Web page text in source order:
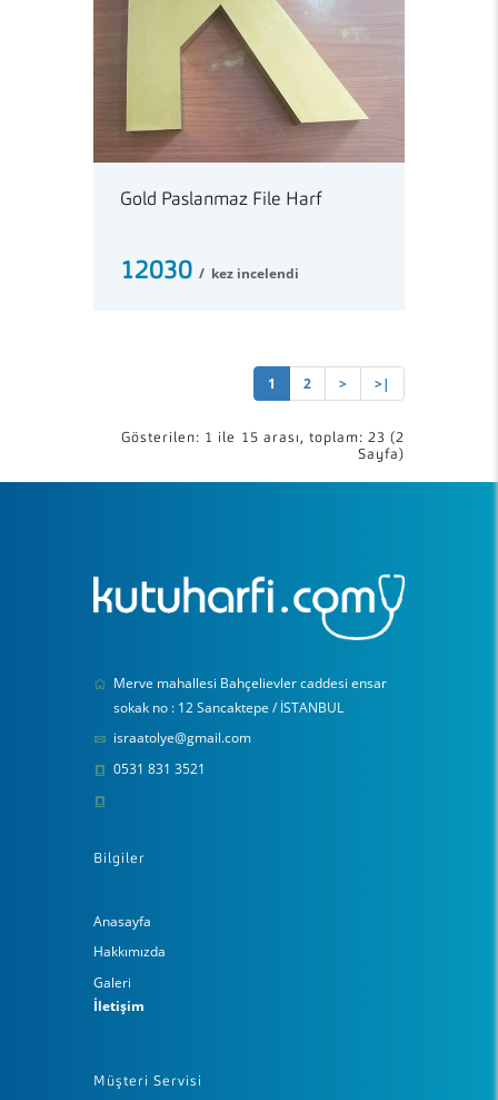
Gold Paslanmaz File Harf
12030 kez incelendi
1 2 > >|
Gösterilen: 1 ile 15 arası, toplam: 23 (2
Sayfa)
Merve mahallesi Bahçelievler caddesi ensar
sokak no : 12 Sancaktepe / İSTANBUL
israatolye@gmail.com
0531 831 3521
Bilgiler
Anasayfa
Hakkımızda
Galeri
İletişim
Müşteri Servisi